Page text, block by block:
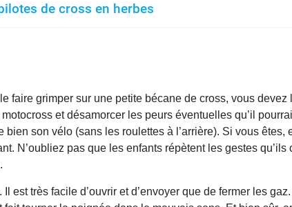
de cross en herbes
faire grimper sur une petite bécane de cross, vous
et désamorcer les peurs éventuelles qu’il
son vélo (sans les roulettes à l’arrière). Si vous êtes,
N’oubliez pas que les enfants répètent les gestes qu’ils
très facile d’ouvrir et d’envoyer que de fermer les